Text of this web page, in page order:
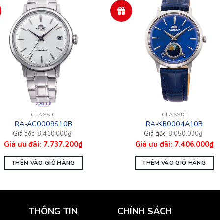
CLASSIC
RA-AC0009S10B
8.410.000₫
7.737.200₫
THÊM VÀO GIỎ HÀNG
CLASSIC
RA-KB0004A10B
8.050.000₫
8.050.000₫.
7.406.000₫
7.406.000₫.THÊM VÀO GIỎ HÀNG
THÔNG TIN CHÍNH SÁCH